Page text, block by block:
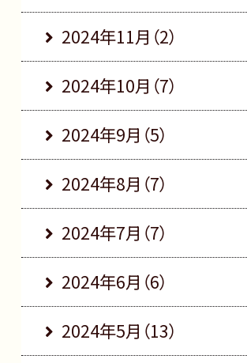
2024年11月（2）
2024年10月（7）
2024年9月（5）
2024年8月（7）
2024年7月（7）
2024年6月（6）
2024年5月（13）